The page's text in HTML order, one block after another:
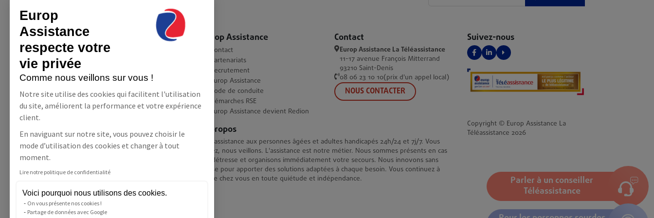
Europ
Assistance
respecte votre
vie privée
Comme nous veillons sur vous !
Notre site utilise des cookies qui facilitent l'utilisation
du site, améliorent la performance et votre expérience
client.
En naviguant sur notre site, vous pouvez choisir le
mode d’utilisation des cookies et changer à tout
moment.
Lire notre politique de confidentialité
Voici pourquoi nous utilisons des cookies.
On vous présente nos cookies !
Partage de données avec Google
Parler à un conseiller
Téléassistance
Europ Assistance France
Démarches RSE
Informations
Questions / réponses
Charte déontologique
Mentions légales
Conditions générales
Conditions générales Géolibre
Conditions générales Géoveille
Données personnelles
Bénéficiaire(s)/Souscripteur
parrains
Données personnelles des
contacts de confiance Géolibre
Europ Assistance
Contact
Partenariats
Recrutement
Europ Assistance
Code de conduite
Démarches RSE
Europ Assistance devient Redion
À propos
Téléassistance aux personnes âgées et adultes handicapés 24h/24 et 7j/7. Vous
vivez, nous veillons. L'assistance est notre métier. Nous sommes présents en cas
de détresse et organisons immédiatement votre secours. Nous innovons sans
cesse pour apporter des solutions adaptées à chaque besoin. Vous continuez à
vivre chez vous en toute quiétude et indépendance.
Contact
Europ Assistance La Téléassistance
11-17 avenue François Mitterrand
93210 Saint-Denis
08 06 23 10 10(prix d'un appel local)
NOUS CONTACTER
Suivez-nous
Facebook
LinkedInYouTube
Copyright © Europ Assistance La
Téléassistance 2026